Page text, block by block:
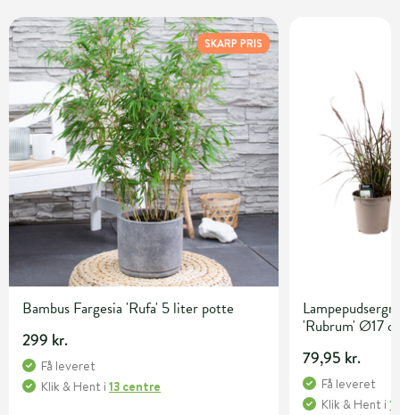
SKARP PRIS
Bambus Fargesia 'Rufa' 5 liter potte
299 kr.
Få leveret
Klik & Hent i 13 centre
'Rubrum' Ø17
79,95 kr.
Få leveret
Klik & Hent i